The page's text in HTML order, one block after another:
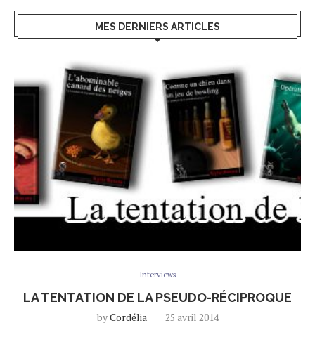
MES DERNIERS ARTICLES
Interviews
LA TENTATION DE LA PSEUDO-RÉCIPROQUE
byCordélia 25 avril 2014